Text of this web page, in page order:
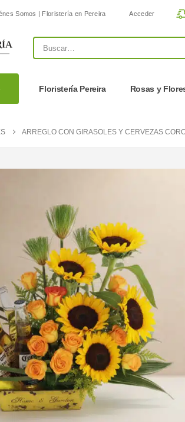
Somos | Floristería en Pereira Acceder
Floristería Pereira Rosas y
ARREGLO CON GIRASOLES Y CERVEZAS